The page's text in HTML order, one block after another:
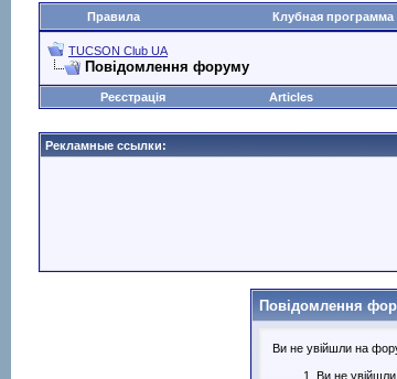
Правила Клубная программа
TUCSON Club UA
Повідомлення форуму
Реєстрація
Articles
Рекламные ссылки:
Повідомлення
Ви не увійшли на
Ви не